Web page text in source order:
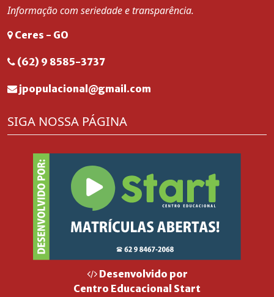
Informação com seriedade e transparência.
Ceres - GO
(62) 9 8585-3737
jpopulacional@gmail.com
SIGA NOSSA PÁGINA
Desenvolvido por
Centro Educacional Start